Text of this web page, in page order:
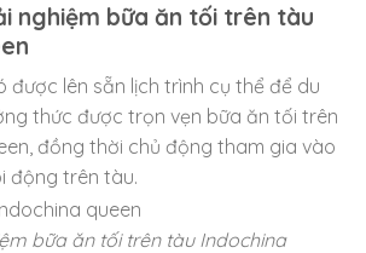
nghiệm bữa ăn tối trên tàu
được lên sẵn lịch trình cụ thể để du
thức được trọn vẹn bữa ăn tối trên
đồng thời chủ động tham gia vào
động trên tàu.
bữa ăn tối trên tàu Indochina